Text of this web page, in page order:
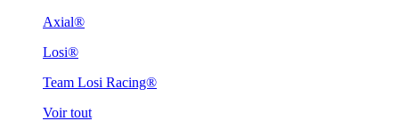
Axial®
Losi®
Team Losi Racing®
Voir tout